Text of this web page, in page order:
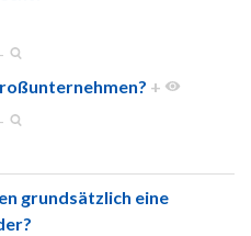
+
grundsätzlich eine